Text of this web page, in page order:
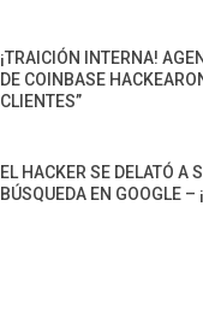
¡TRAICIÓN INTERNA!
DE COINBASE
CLIENTES”
EL HACKER SE DELATÓ A
BÚSQUEDA EN GOOGLE –